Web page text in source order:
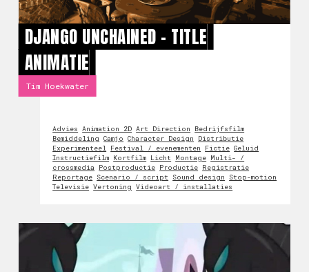
DJANGO UNCHAINED - TITLE
ANIMATIE
Tim Hoekwater
Advies Animation 2D Art Direction
Bedrijfsfilm
Bemiddeling Camjo Character Design
Distributie
Experimenteel Festival / evenementen Fictie Geluid
Instructiefilm Kortfilm Licht Montage Multi- /
crossmedia
Postproductie Productie Registratie
Reportage Scenario / script Sound design
Stop-motion
Televisie Vertoning Videoart / installaties